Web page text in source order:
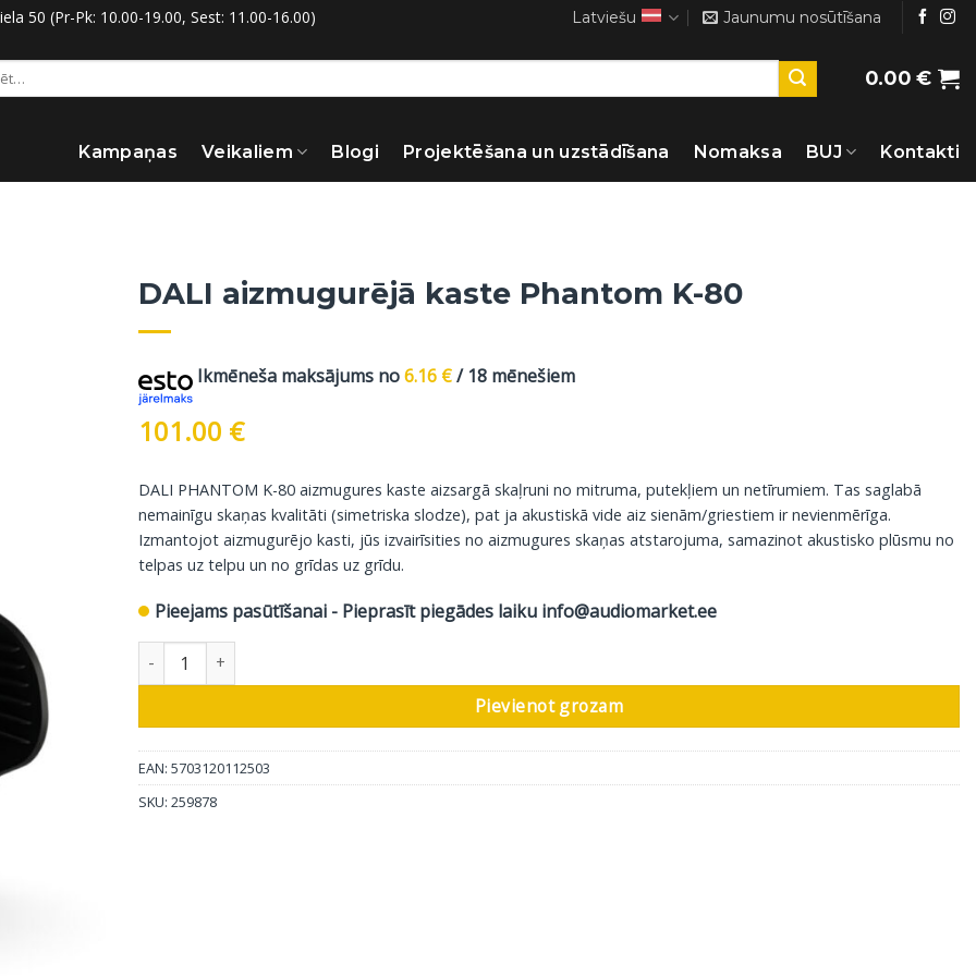
50 (Pr-Pk: 10.00-19.00, Sest: 11.00-16.00) Latviešu Jaunumu nosūtīšana
0.00€
Kampaņas Veikaliem Blogi Projektēšana un uzstādīšana Nomaksa BUJ Kontakti
DALI aizmugurējā kaste Phantom K-80
Ikmēneša maksājums no6.16 €/ 18 mēnešiem
101.00 €
DALI PHANTOM K-80 aizmugures kaste aizsargā skaļruni no mitruma, putekļiem un netīrumiem. Tas saglabā
nemainīgu skaņas kvalitāti (simetriska slodze), pat ja akustiskā vide aiz sienām/griestiem ir nevienmērīga.
Izmantojot aizmugurējo kasti, jūs izvairīsities no aizmugures skaņas atstarojuma, samazinot akustisko plūsmu no
telpas uz telpu un no grīdas uz grīdu.
Pieejams pasūtīšanai - Pieprasīt piegādes laiku info@audiomarket.ee
DALI aizmugurējā kaste Phantom K-80 daudzums
Pievienot grozam
EAN: 5703120112503
SKU: 259878